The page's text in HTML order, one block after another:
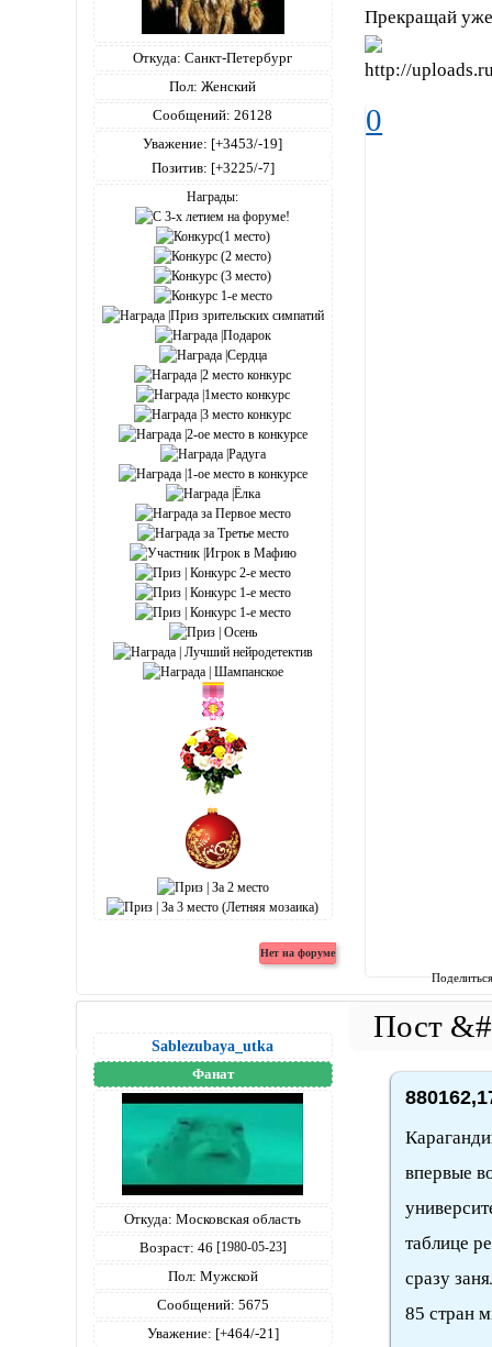
Откуда: Санкт-Петербург
Пол: Женский
Сообщений: 26128
Уважение: [+3453/-19]
Позитив: [+3225/-7]
Награды:
Прекращай уже
0
Sablezubaya_utka
Фанат
Откуда: Московская область
Возраст: 46 [1980-05-23]
Пол: Мужской
Сообщений: 5675
Уважение: [+464/-21]
впервые
таблице
сразу
85 стран